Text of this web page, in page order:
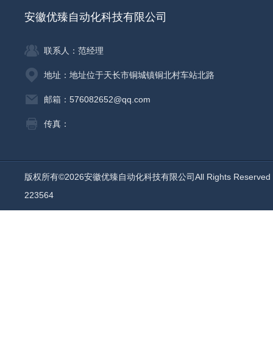
安徽优臻自动化科技有限公司
联系人：范经理
地址：地址位于天长市铜城镇铜北村车站北路
邮箱：576082652@qq.com
传真：
版权所有©2026安徽优臻自动化科技有限公司All Rights
223564